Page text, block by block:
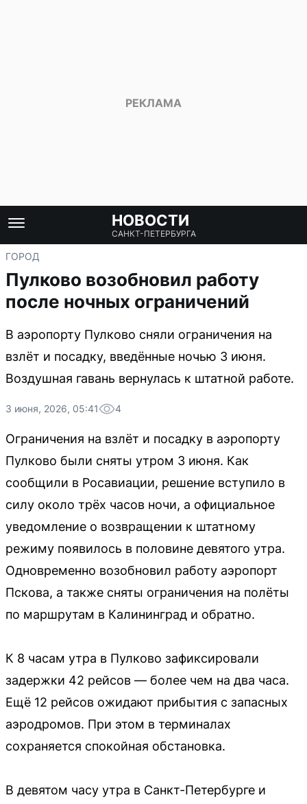
НОВОСТИ
САНКТ-ПЕТЕРБУРГА
ГОРОД
Пулково возобновил работу
после ночных ограничений
В аэропорту Пулково сняли ограничения на
взлёт и посадку, введённые ночью 3 июня.
Воздушная гавань вернулась к штатной работе.
3 июня, 2026, 05:41 4
Ограничения на взлёт и посадку в аэропорту
Пулково были сняты утром 3 июня. Как
сообщили в Росавиации, решение вступило в
силу около трёх часов ночи, а официальное
уведомление о возвращении к штатному
режиму появилось в половине девятого утра.
Одновременно возобновил работу аэропорт
Пскова, а также сняты ограничения на полёты
по маршрутам в Калининград и обратно.
К 8 часам утра в Пулково зафиксировали
задержки 42 рейсов — более чем на два часа.
Ещё 12 рейсов ожидают прибытия с запасных
аэродромов. При этом в терминалах
сохраняется спокойная обстановка.
В девятом часу утра в Санкт-Петербурге и